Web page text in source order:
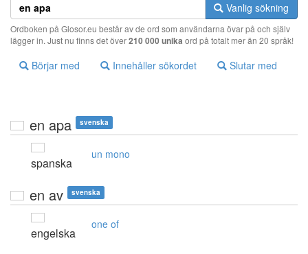
Vanlig sökning
Ordboken på Glosor.eu består av de ord som användarna övar på och själv
lägger in. Just nu finns det över210 000 unika ord på totalt mer än 20 språk!
Börjar med Innehåller sökordet Slutar med
en apa svenska
spanska
un mono
en av svenska
engelska
one of